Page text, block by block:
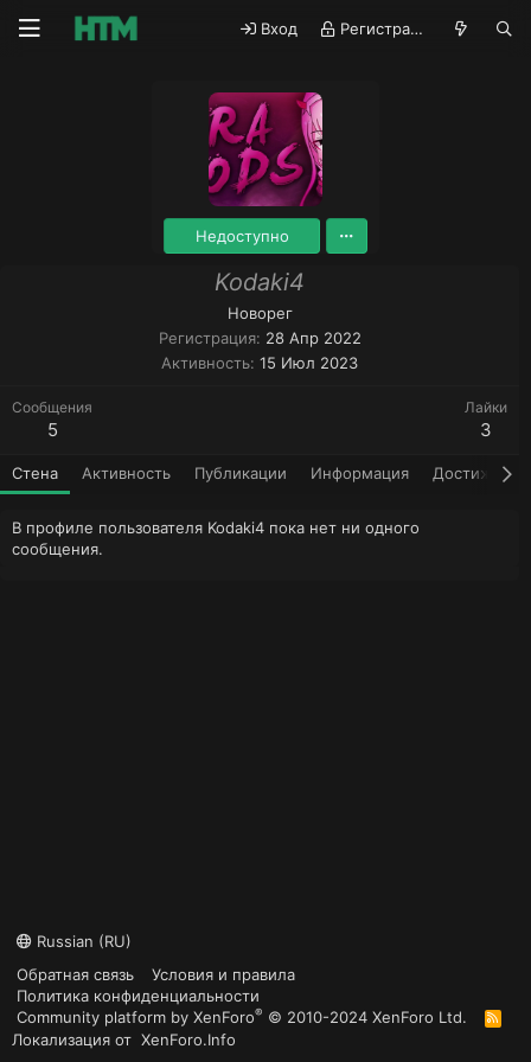
Вход Регистрация
Недоступно
Kodaki4
Новорег
Регистрация 28 Апр 2022
Активность 15 Июл 2023
Сообщения
5
Лайки
3
Стена Активность Публикации Информация Достижения
В профиле пользователя Kodaki4 пока нет ни одного
сообщения.
Russian (RU)
Обратная связь
Условия и правила
Политика конфиденциальности
Community platform by XenForo® © 2010-2024 XenForo Ltd.
R
S
Локализация от XenForo.Info